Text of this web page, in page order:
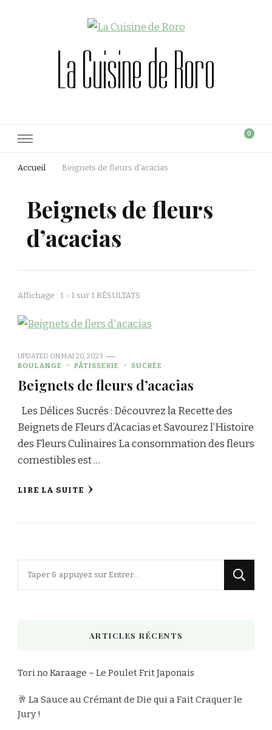
La Cuisine de Roro
0
Accueil Beignets de fleurs d’acacias
Beignets de fleurs
d’acacias
Affichage : 1 - 1 sur 1 RÉSULTATS
UPDATED ONMAI 20, 2023
BOULANGE
PÂTISSERIE SUCRÉE
Beignets de fleurs d’acacias
Les Délices Sucrés : Découvrez la Recette des
Beignets de Fleurs d’Acacias et Savourez l’Histoire
des Fleurs Culinaires La consommation des fleurs
comestibles est …
LIRE LA SUITE
ARTICLES RÉCENTS
Tori no Karaage – Le Poulet Frit Japonais
🥂 La Sauce au Crémant de Die qui a Fait Craquer le
Jury !